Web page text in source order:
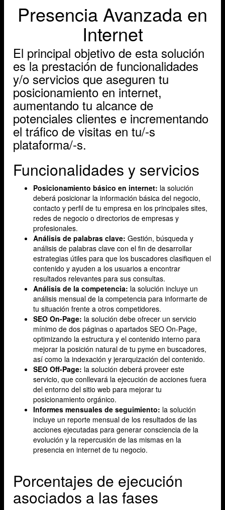
Presencia Avanzada en
Internet
El principal objetivo de esta solución
es la prestación de funcionalidades
y/o servicios que aseguren tu
posicionamiento en internet,
aumentando tu alcance de
potenciales clientes e incrementando
el tráfico de visitas en tu/-s
plataforma/-s.
Funcionalidades y servicios
Posicionamiento básico en internet: la solución
deberá posicionar la información básica del negocio,
contacto y perfil de tu empresa en los principales sites,
redes de negocio o directorios de empresas y
profesionales.
Análisis de palabras clave: Gestión, búsqueda y
análisis de palabras clave con el fin de desarrollar
estrategias útiles para que los buscadores clasifiquen el
contenido y ayuden a los usuarios a encontrar
resultados relevantes para sus consultas.
Análisis de la competencia: la solución incluye un
análisis mensual de la competencia para informarte de
tu situación frente a otros competidores.
SEO On-Page: la solución debe ofrecer un servicio
mínimo de dos páginas o apartados SEO On-Page,
optimizando la estructura y el contenido interno para
mejorar la posición natural de tu pyme en buscadores,
así como la indexación y jerarquización del contenido.
SEO Off-Page: la solución deberá proveer este
servicio, que conllevará la ejecución de acciones fuera
del entorno del sitio web para mejorar tu
posicionamiento orgánico.
Informes mensuales de seguimiento: la solución
incluye un reporte mensual de los resultados de las
acciones ejecutadas para generar consciencia de la
evolución y la repercusión de las mismas en la
presencia en internet de tu negocio.
Porcentajes de ejecución
asociados a las fases